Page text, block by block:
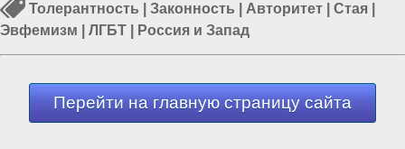
Толерантность Законность Авторитет Стая
Эвфемизм
ЛГБТ Россия и Запад
Перейти на главную страницу сайта